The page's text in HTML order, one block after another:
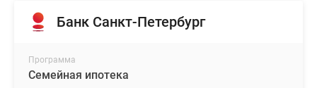
Банк Санкт-Петербург
Программа
Семейная ипотека